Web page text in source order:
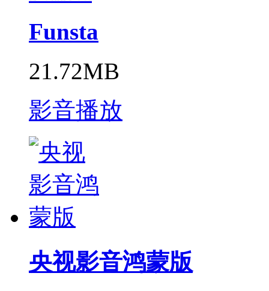
Funsta
21.72MB
影音播放
央视影音鸿蒙版